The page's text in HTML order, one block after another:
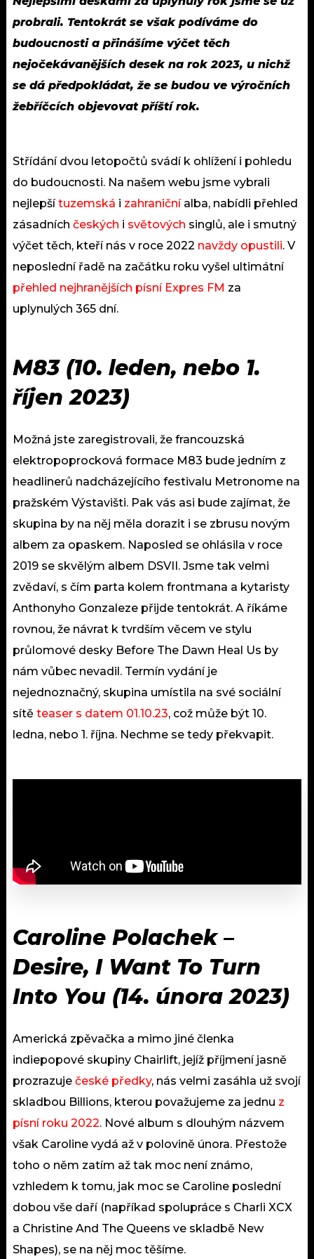
probrali. Tentokrát se však podíváme do
budoucnosti a přinášíme výčet těch
nejočekávanějších desek na rok 2023, u nichž
se dá předpokládat, že se budou ve výročních
žebříčcích objevovat příští rok.
Střídání dvou letopočtů svádí k ohlížení i pohledu
do budoucnosti. Na našem webu jsme vybrali
nejlepšítuzemská i zahraničníalba, nabídli přehled
zásadních českých i světových singlů, ale i smutný
výčet těch, kteří nás v roce 2022 navždy opustili. V
neposlední řadě na začátku roku vyšel ultimátní
přehled nejhranějších písní Expres FM za
uplynulých 365 dní.
M83 (10. leden, nebo 1.
říjen 2023)
Možná jste zaregistrovali, že francouzská
elektropoprocková formace M83 bude jedním z
headlinerů nadcházejícího festivalu Metronome na
pražském Výstavišti. Pak vás asi bude zajímat, že
skupina by na něj měla dorazit i se zbrusu novým
albem za opaskem. Naposled se ohlásila v roce
2019 se skvělým albem DSVII. Jsme tak velmi
zvědaví, s čím parta kolem frontmana a kytaristy
Anthonyho Gonzaleze přijde tentokrát. A říkáme
rovnou, že návrat k tvrdším věcem ve stylu
průlomové desky Before The Dawn Heal Us by
nám vůbec nevadil. Termín vydání je
nejednoznačný, skupina umístila na své sociální
sítě teaser s datem 01.10.23, což může být 10.
ledna, nebo 1. října. Nechme se tedy překvapit.
Caroline Polachek –
Desire, I Want To Turn
Into You (14. února 2023)
Americká zpěvačka a mimo jiné členka
indiepopové skupiny Chairlift, jejíž příjmení jasně
prozrazuje české předky, nás velmi zasáhla už svojí
skladbou Billions, kterou považujeme za jednu z
písní roku 2022. Nové album s dlouhým názvem
však Caroline vydá až v polovině února. Přestože
toho o něm zatím až tak moc není známo,
vzhledem k tomu, jak moc se Caroline poslední
dobou vše daří (napříkad spolupráce s Charli XCX
a Christine And The Queens ve skladbě New
Shapes), se na něj moc těšíme.